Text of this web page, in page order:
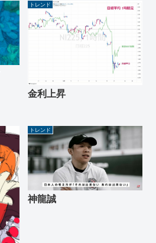
トレンド
金利上昇
トレンド
神龍誠